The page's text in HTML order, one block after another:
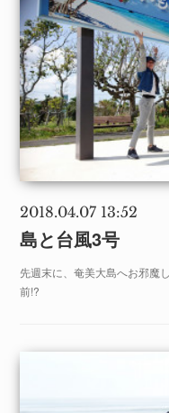
2018.04.07 13:52
島と台風3号
先週末に、奄美大島へお邪魔
前!?